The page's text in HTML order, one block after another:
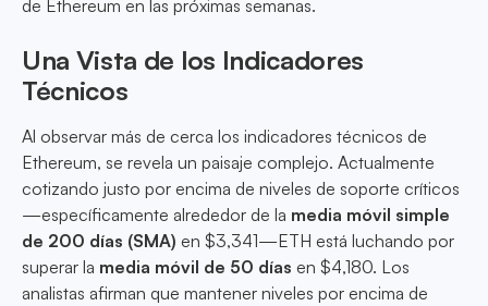
de Ethereum en las próximas semanas.
Una Vista de los Indicadores
Técnicos
Al observar más de cerca los indicadores técnicos de
Ethereum, se revela un paisaje complejo. Actualmente
cotizando justo por encima de niveles de soporte críticos
—específicamente alrededor de la media móvil simple
de 200 días (SMA) en $3,341—ETH está luchando por
superar la media móvil de 50 días en $4,180. Los
analistas afirman que mantener niveles por encima de